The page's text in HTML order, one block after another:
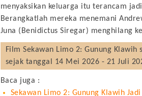
menyaksikan keluarga itu terancam
Berangkatlah mereka menemani
Juna (Benidictus Siregar) menghilang
Film Sekawan Limo 2: Gunung Klawih
sejak tanggal 14 Mei 2026 - 21 Juli
Baca juga :
Sekawan Limo 2: Gunung Klawih